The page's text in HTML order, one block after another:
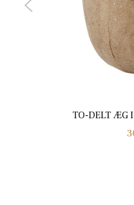
TO-DELT ÆG